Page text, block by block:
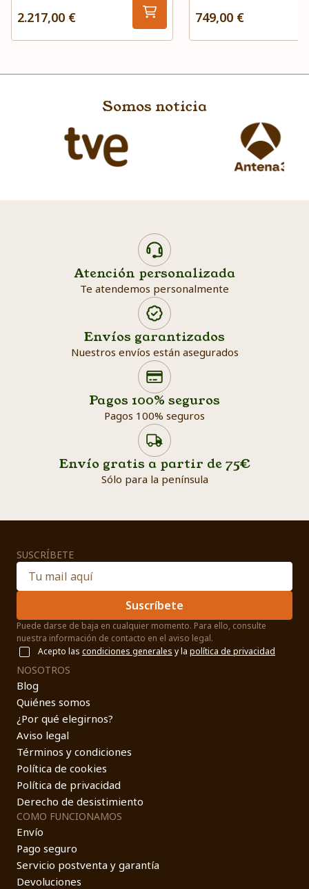
2.217,00 € 749,00 €
Somos noticia
Atención personalizada
Te atendemos personalmente
Envíos garantizados
Nuestros envíos están asegurados
Pagos 100% seguros
Pagos 100% seguros
Envío gratis a partir de 75€
Sólo para la península
Search products
SUSCRÍBETE
Suscríbete
Puede darse de baja en cualquier momento. Para ello, consulte
nuestra información de contacto en el aviso legal.
Acepto las condiciones generales y la política de privacidad
NOSOTROS
Blog
Quiénes somos
¿Por qué elegirnos?
Aviso legal
Términos y condiciones
Política de cookies
Política de privacidad
Derecho de desistimiento
COMO FUNCIONAMOS
Envío
Pago seguro
Servicio postventa y garantía
Devoluciones